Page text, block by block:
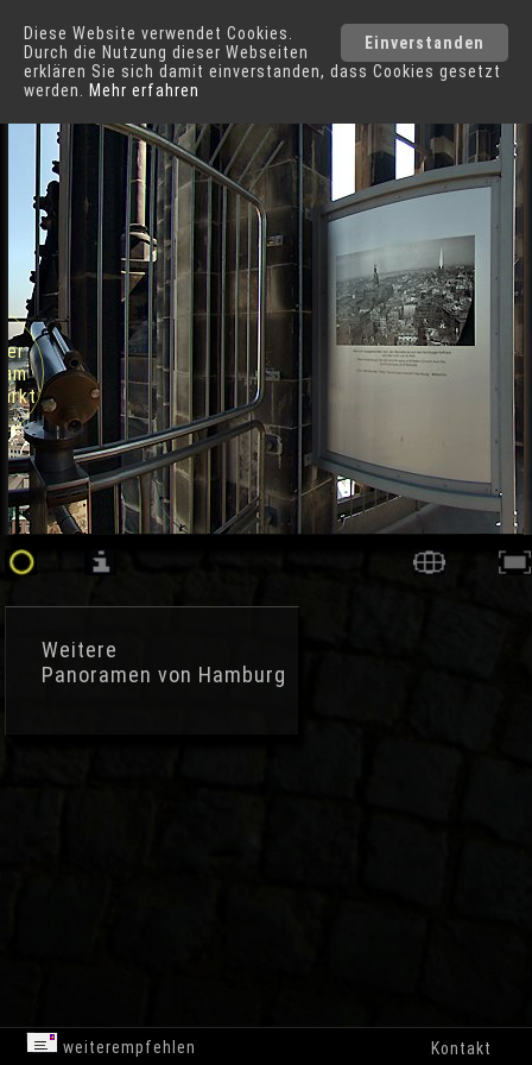
Einverstanden
Diese Website verwendet Cookies.
Durch die Nutzung dieser Webseiten
erklären Sie sich damit einverstanden, dass Cookies gesetzt
werden.
Mehr erfahren
Hamburg Städte
am
Weitere
Panoramen von Hamburg
weiterempfehlen Kontakt